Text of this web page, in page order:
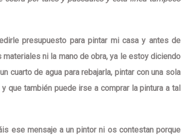
presupuesto para pintar mi casa y antes de
ni la mano de obra, ya le estoy diciendo
cuarto de agua para rebajarla, pintar con una sola
que también puede irse a comprar la pintura a tal
ese mensaje a un pintor ni os contestan porque